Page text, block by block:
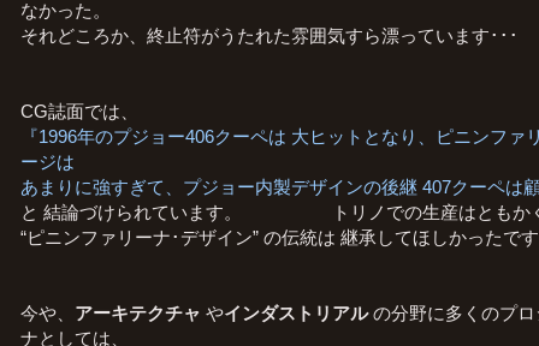
なかった。
それどころか、終止符がうたれた雰囲気すら漂っています･･･
CG誌面では、
『1996年のプジョー406クーペは 大ヒットとなり、ピニンフ
ージは
あまりに強すぎて、プジョー内製デザインの後継 407クーペは
と 結論づけられています。 トリノでの生産はともか
“ピニンファリーナ･ デザイン” の伝統は 継承してほしかった
今や、 アーキテクチャ やインダストリアルの分野に多くのプロ
ナとしては、